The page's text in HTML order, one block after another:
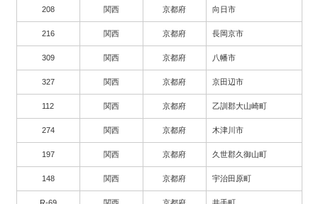
208 関西 京都府 向日市
216 関西 京都府 長岡京市
309 関西 京都府 八幡市
327 関西 京都府 京田辺市
112 関西 京都府 乙訓郡大山崎町
274 関西 京都府 木津川市
197 関西 京都府 久世郡久御山町
148 関西 京都府 宇治田原町